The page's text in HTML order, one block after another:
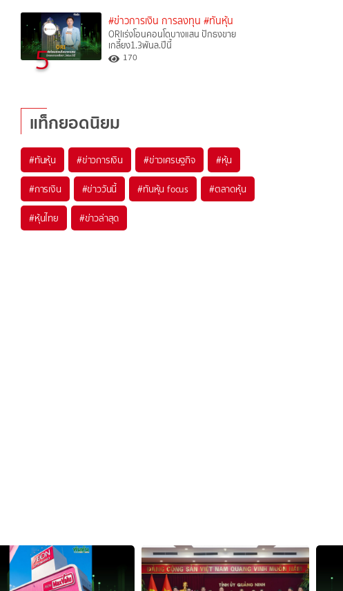
5
#ข่าวการเงิน การลงทุน #ทันหุ้น
ORIเร่งโอนคอนโดบางแสน ปักธงขาย
เกลี้ยง1.3พันล.ปีนี้
170
แท็กยอดนิยม
#ทันหุ้น #ข่าวการเงิน #ข่าวเศรษฐกิจ #หุ้น
#การเงิน #ข่าววันนี้ #ทันหุ้น focus #ตลาดหุ้น
#หุ้นไทย #ข่าวล่าสุด